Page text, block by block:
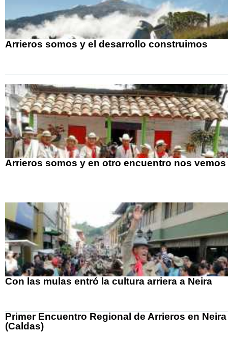
Arrieros somos y el desarrollo construimos
Arrieros somos y en otro encuentro nos vemos
Con las mulas entró la cultura arriera a Neira
Primer Encuentro Regional de Arrieros en Neira
(Caldas)